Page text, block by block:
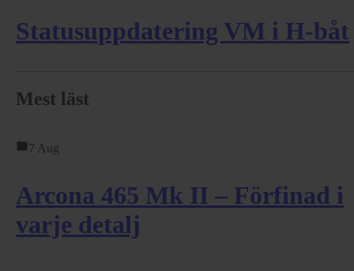
Statusuppdatering VM i H-båt
Mest läst
7 Aug
Arcona 465 Mk II – Förfinad i
varje detalj